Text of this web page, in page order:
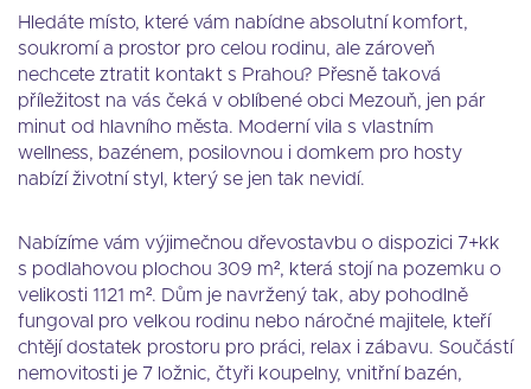
Hledáte místo, které vám nabídne absolutní komfort,
soukromí a prostor pro celou rodinu, ale zároveň
nechcete ztratit kontakt s Prahou? Přesně taková
příležitost na vás čeká v oblíbené obci Mezouň, jen pár
minut od hlavního města. Moderní vila s vlastním
wellness, bazénem, posilovnou i domkem pro hosty
nabízí životní styl, který se jen tak nevidí.
Nabízíme vám výjimečnou dřevostavbu o dispozici 7+kk
s podlahovou plochou 309 m², která stojí na pozemku o
velikosti 1121 m². Dům je navržený tak, aby pohodlně
fungoval pro velkou rodinu nebo náročné majitele, kteří
chtějí dostatek prostoru pro práci, relax i zábavu. Součástí
nemovitosti je 7 ložnic, čtyři koupelny, vnitřní bazén,